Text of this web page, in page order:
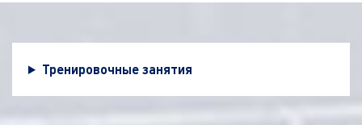
Тренировочные занятия